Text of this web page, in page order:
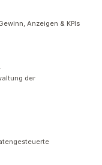
Anzeigen & KPIs
der